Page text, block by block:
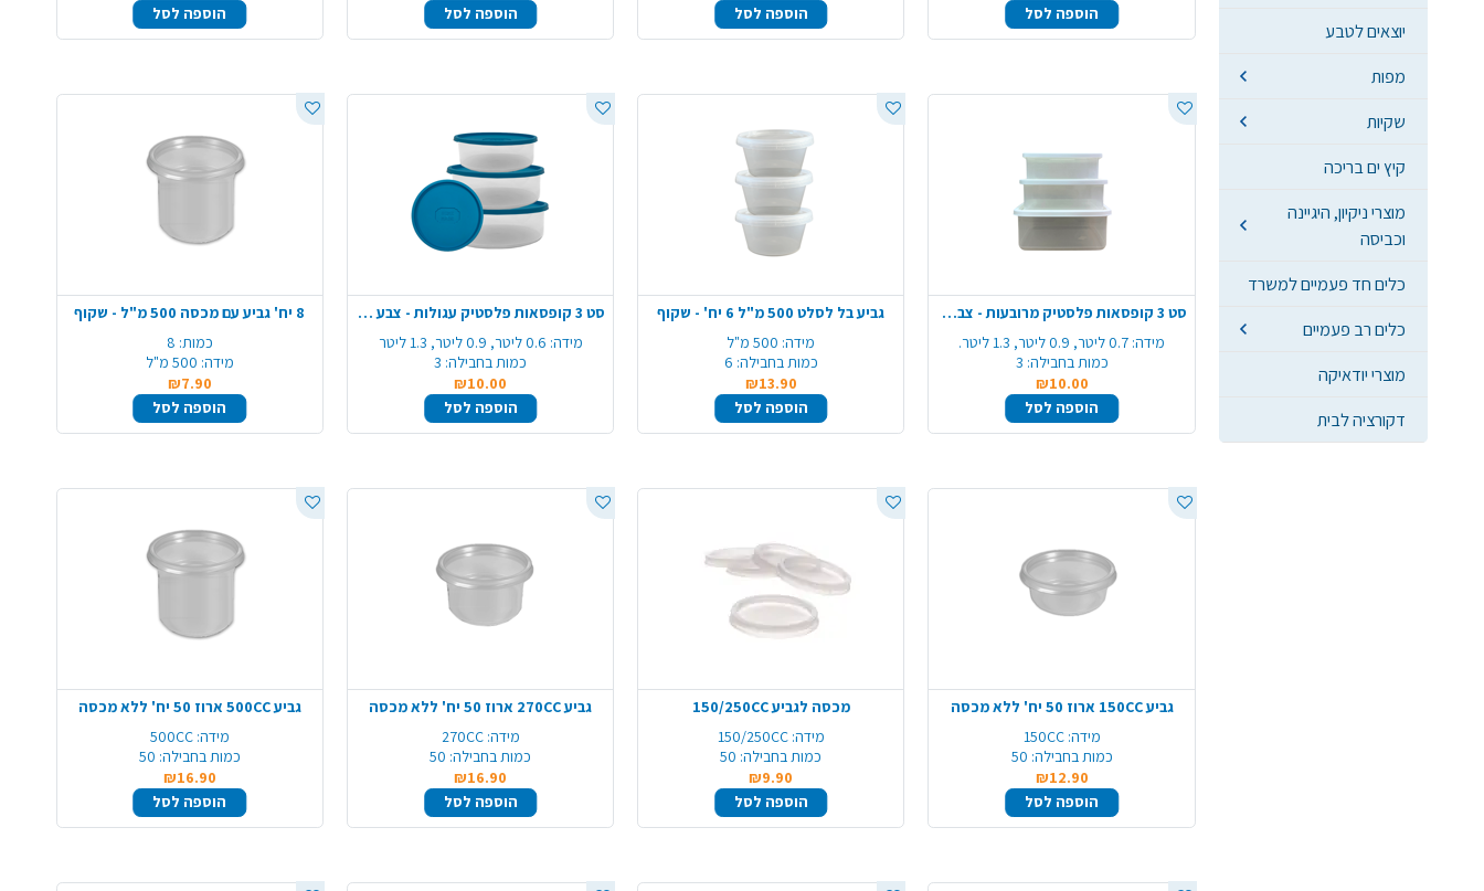
יוצאים לטבע
מפות
שקיות
קיץ ים בריכה
מוצרי ניקיון, היגיינה
וכביסה
כלים חד פעמיים למשרד
כלים רב פעמיים
מוצרי יודאיקה
דקורציה לבית
הוספה לסל
הוספה לסל
הוספה לסל
הוספה לסל
סט 3 קופסאות פלסטיק מרובעות - צבע משתנה
מידה: 0.7 ליטר, 0.9 ליטר, 1.3 ליטר.
כמות בחבילה: 3
₪10.00
הוספה לסל
גביע בל לסלט 500 מ"ל 6 יח' - שקוף
מידה: 500 מ"ל
כמות בחבילה: 6
₪13.90
הוספה לסל
סט 3 קופסאות פלסטיק עגולות - צבע משתנה
מידה: 0.6 ליטר, 0.9 ליטר, 1.3 ליטר
כמות בחבילה: 3
₪10.00
הוספה לסל
8 יח' גביע עם מכסה 500 מ"ל - שקוף
כמות: 8
מידה: 500 מ"ל
₪7.90
הוספה לסל
גביע 150CC ארוז 50 יח' ללא מכסה
מידה: 150CC
כמות בחבילה: 50
₪12.90
הוספה לסל
מכסה לגביע 150/250CC
מידה: 150/250CC
כמות בחבילה: 50
₪9.90
הוספה לסל
גביע 270CC ארוז 50 יח' ללא מכסה
מידה: 270CC
כמות בחבילה: 50
₪16.90
הוספה לסל
גביע 500CC ארוז 50 יח' ללא מכסה
מידה: 500CC
כמות בחבילה: 50
₪16.90
הוספה לסל